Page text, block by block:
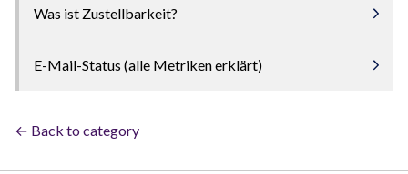
Was ist Zustellbarkeit?
E-Mail-Status (alle Metriken erklärt)
← Back to category